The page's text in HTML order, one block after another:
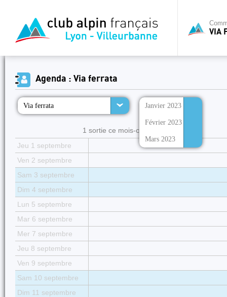
VIA
Agenda : Via ferrata
Via ferrata Janvier 2023
Février 2023
Mars 2023
1 sortie ce mois-ci :
Jeu 1 septembre
Ven 2 septembre
Sam 3 septembre
Dim 4 septembre
Lun 5 septembre
Mar 6 septembre
Mer 7 septembre
Jeu 8 septembre
Ven 9 septembre
Sam 10 septembre
Dim 11 septembre